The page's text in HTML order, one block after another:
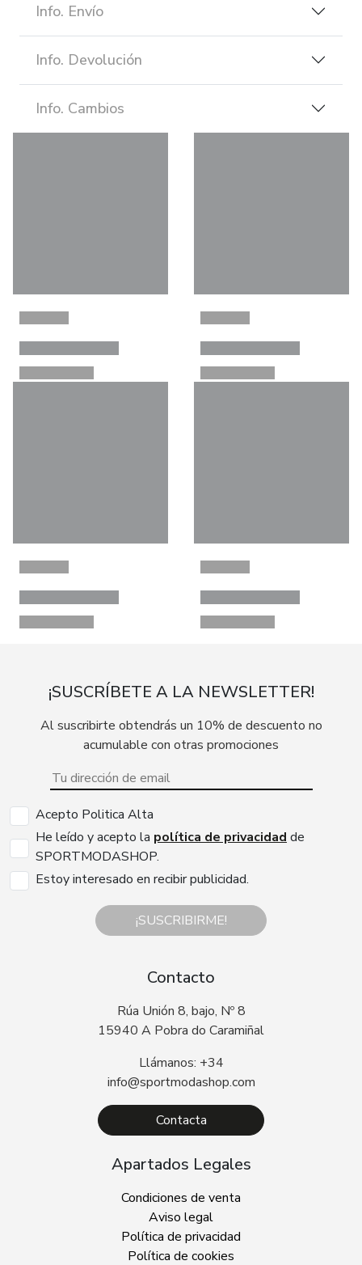
Info. Envío
Info. Devolución
Info. Cambios
¡SUSCRÍBETE A LA NEWSLETTER!
Al suscribirte obtendrás un 10% de descuento no
acumulable con otras promociones
Acepto Politica Alta
He leído y acepto la política de privacidad de
SPORTMODASHOP.
Estoy interesado en recibir publicidad.
¡SUSCRIBIRME!
Contacto
Rúa Unión 8, bajo, Nº 8
15940 A Pobra do Caramiñal
Llámanos: +34
info@sportmodashop.com
Contacta
Apartados Legales
Condiciones de venta
Aviso legal
Política de privacidad
Política de cookies